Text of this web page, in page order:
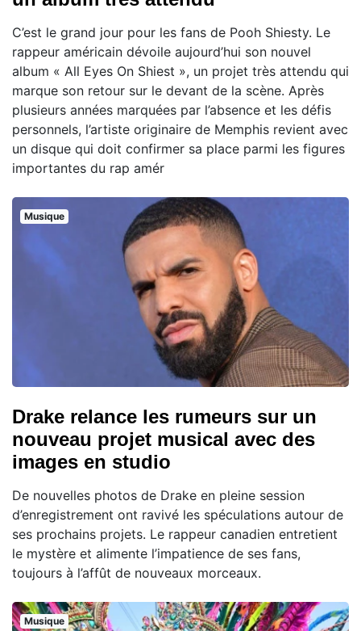
C’est le grand jour pour les fans de Pooh Shiesty. Le
rappeur américain dévoile aujourd’hui son nouvel
album « All Eyes On Shiest », un projet très attendu qui
marque son retour sur le devant de la scène. Après
plusieurs années marquées par l’absence et les défis
personnels, l’artiste originaire de Memphis revient avec
un disque qui doit confirmer sa place parmi les figures
importantes du rap amér
Musique
Drake relance les rumeurs sur un
nouveau projet musical avec des
images en studio
De nouvelles photos de Drake en pleine session
d’enregistrement ont ravivé les spéculations autour de
ses prochains projets. Le rappeur canadien entretient
le mystère et alimente l’impatience de ses fans,
toujours à l’affût de nouveaux morceaux.
Musique